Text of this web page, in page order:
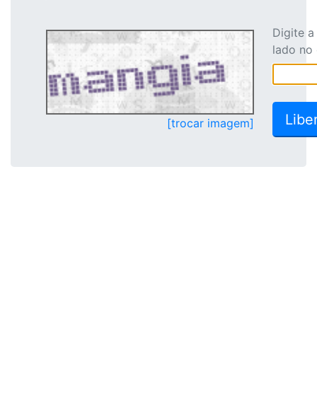
[trocar imagem]
Digite
lado no